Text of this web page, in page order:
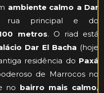
ambiente calmo a Dar
rua principal e do
metros. O riad está
Dar El Bacha (hoje
residência do Paxá
de Marrocos no
no bairro mais calmo,